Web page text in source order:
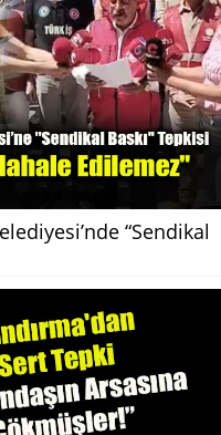
“Sendikal